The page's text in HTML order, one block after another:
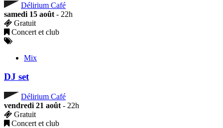
Délirium Café
samedi 15 août - 22h
Gratuit
Concert et club
Mix
DJ set
Délirium Café
vendredi 21 août - 22h
Gratuit
Concert et club